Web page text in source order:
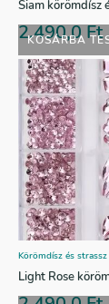
KOSÁRBA
Siam körömdísz
2.490,0Ft
Körömdísz és
Light Rose